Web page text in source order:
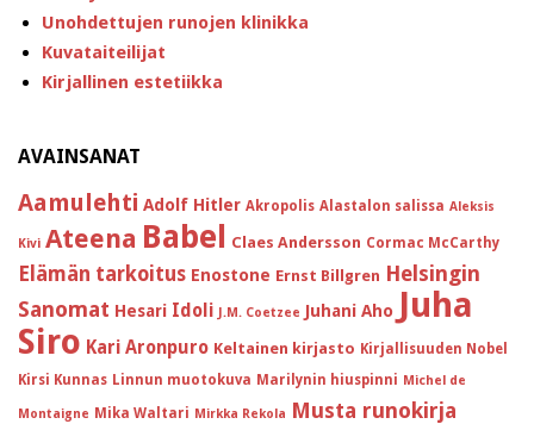
Unohdettujen runojen klinikka
Kuvataiteilijat
Kirjallinen estetiikka
AVAINSANAT
Aamulehti Adolf Hitler Akropolis Alastalon salissa Aleksis
Kivi Ateena Babel Claes Andersson Cormac McCarthy
Elämän tarkoitus Enostone Ernst Billgren Helsingin
Sanomat Hesari Idoli J.M. Coetzee Juhani Aho Juha
Siro Kari Aronpuro Keltainen kirjasto Kirjallisuuden Nobel
Kirsi Kunnas Linnun muotokuva Marilynin hiuspinni Michel de
Montaigne Mika Waltari Mirkka Rekola Musta runokirja